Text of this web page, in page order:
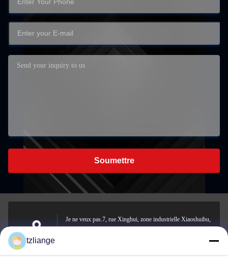
Soumettre
Address
Je ne veux pas.7, rue Xinghui, zone industrielle Xiaoshuibu,
tzliange